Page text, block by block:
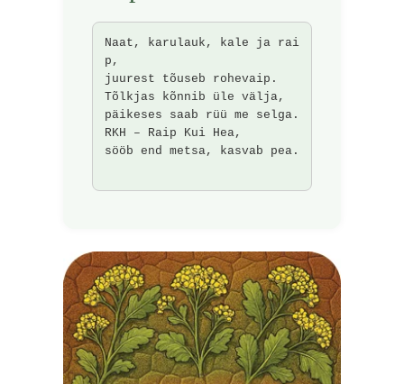
Naat, karulauk, kale ja rai
p,
juurest tõuseb rohevaip.
Tõlkjas kõnnib üle välja,
päikeses saab rüü me selga.
RKH – Raip Kui Hea,
sööb end metsa, kasvab pea.